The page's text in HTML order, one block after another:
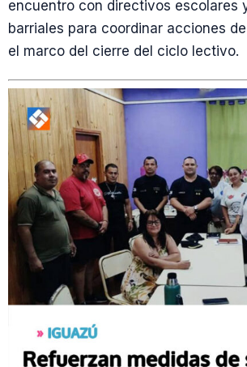
encuentro con directivos escolares
barriales para coordinar acciones
el marco del cierre del ciclo lectivo.